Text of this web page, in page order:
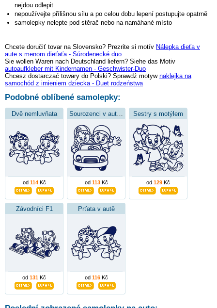
nejdou odlepit
nepoužívejte přílišnou sílu a po celou dobu lepení postupujte opatrně
samolepky nelepte pod stěrač nebo na namáhané místo
Chcete doručiť tovar na Slovensko? Prezrite si motív Nálepka dieťa v
aute s menom dieťaťa - Súrodenecké duo
Sie wollen Waren nach Deutschland liefern? Siehe das Motiv
autoaufkleber mit Kindernamen - Geschwister-Duo
Chcesz dostarczać towary do Polski? Sprawdź motyw naklejka na
samochód z imieniem dziecka - Duet rodzeństwa
Podobné oblíbené samolepky:
Dvě nemluvňata
od 114Kč od 113Kč
Sestry s motýlem
od 129 Kč
Závodníci F1
od 131 Kč
Prťata v autě
od 116Kč